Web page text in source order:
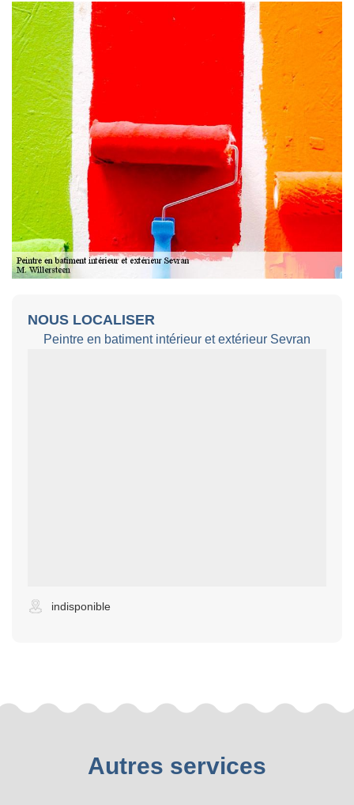
NOUS LOCALISER
Peintre en batiment intérieur et extérieur Sevran
indisponible
Autres services